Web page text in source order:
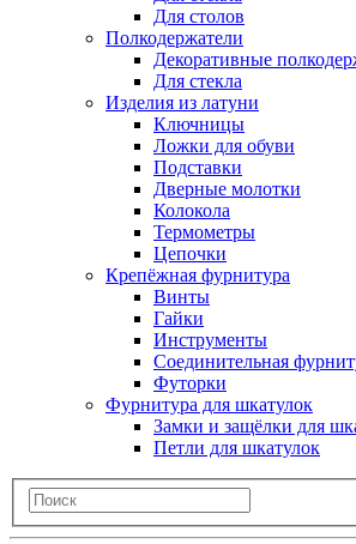
Для столов
Полкодержатели
Декоративные
Для стекла
Изделия из латуни
Ключницы
Ложки для обуви
Подставки
Дверные молотки
Колокола
Термометры
Цепочки
Крепёжная фурнитура
Винты
Гайки
Инструменты
Соединительная
Футорки
Фурнитура для шкатулок
Замки и защёлки для
Петли для шкатулок